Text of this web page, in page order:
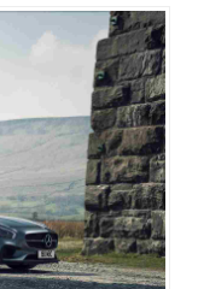
扫码领取话费或油
借记卡可获得50元
路ETC安装点”提供
都商报、红星新闻）
很！但是，汽车不可
于汽车是大宗商品，
，市场供需关系是决
有上涨的情况，汽车
始厂家会公布自己
的品牌12月之前就
在下半年开始逐渐收
出校，用其他金融政
，可以考虑在北京、
的传统销售淡季购
。
朋友一定要去装贴一
体颜色，自动修复小
心专业技师以及多名